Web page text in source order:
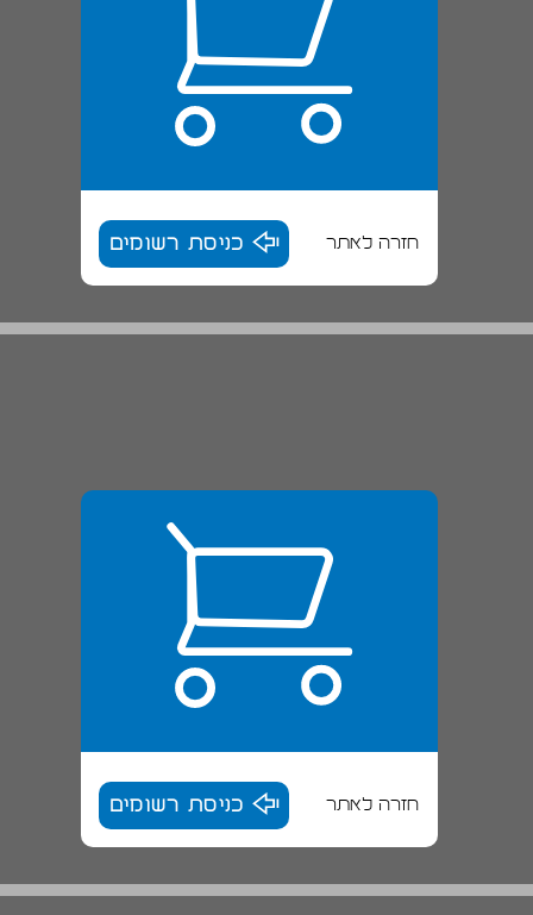
חזרה לאתר כניסת רשומים
חזרה לאתר כניסת רשומים